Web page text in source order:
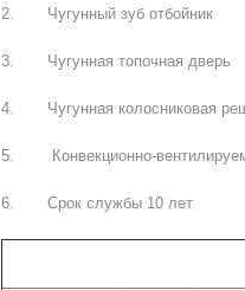
2. Чугунный зуб отбойник
3. Чугунная топочная дверь
4. Чугунная колосниковая
5. Конвекционно-
6. Срок службы 10 лет